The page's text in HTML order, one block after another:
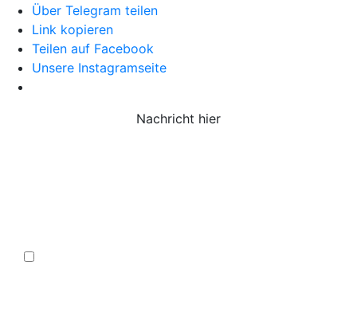
Über Telegram teilen
Link kopieren
Teilen auf Facebook
Unsere Instagramseite
Nachricht hier